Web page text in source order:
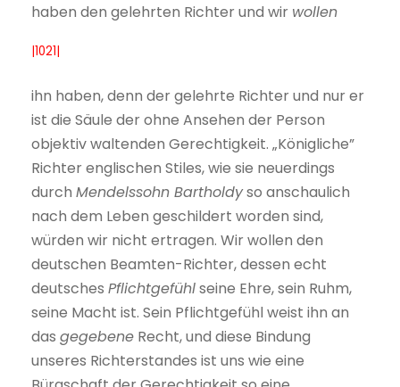
haben den gelehrten Richter und wir wollen
|1021|
ihn haben, denn der gelehrte Richter und nur er
ist die Säule der ohne Ansehen der Person
objektiv waltenden Gerechtigkeit. „Königliche”
Richter englischen Stiles, wie sie neuerdings
durch Mendelssohn Bartholdyso anschaulich
nach dem Leben geschildert worden sind,
würden wir nicht ertragen. Wir wollen den
deutschen Beamten-Richter, dessen echt
deutsches Pflichtgefühlseine Ehre, sein Ruhm,
seine Macht ist. Sein Pflichtgefühl weist ihn an
das gegebene Recht, und diese Bindung
unseres Richterstandes ist uns wie eine